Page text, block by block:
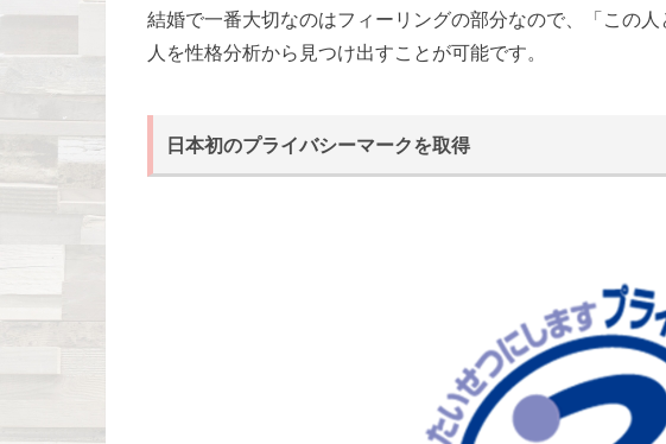
結婚で一番大切なのはフィーリングの部分なので、「この
人を性格分析から見つけ出すことが可能です。
日本初のプライバシーマークを取得